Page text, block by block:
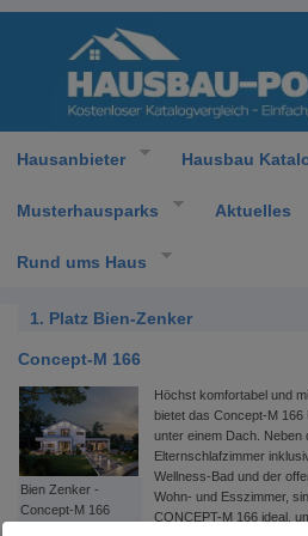
Hausanbieter Hausbau
Musterhausparks Aktuelles
Rund ums Haus
1. Platz Bien-Zenker
Concept-M 166
Bien Zenker -
Concept-M 166
Höchst komfortabel und
bietet das Concept-M 166
unter einem Dach. Neben
Elternschlafzimmer
Wellness-Bad und der
Wohn- und Esszimmer,
CONCEPT-M 166 ideal,